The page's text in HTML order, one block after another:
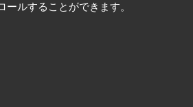
ルすることができます。